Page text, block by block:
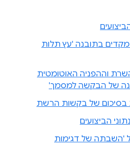
בתובנה 'עץ תלות
וההפניה האוטומטית
של הבקשה למסמך'
בסיכום של בקשות הרשת
הביצועים
'השבתה של דגימות